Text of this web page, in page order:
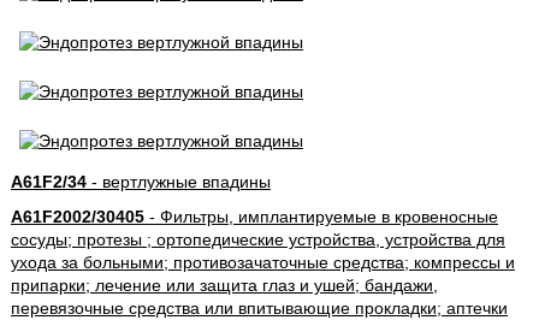
A61F2/34- вертлужные впадины
A61F2002/30405- Фильтры, имплантируемые в кровеносные
сосуды; протезы ; ортопедические устройства, устройства для
ухода за больными; противозачаточные средства; компрессы и
припарки; лечение или защита глаз и ушей; бандажи,
перевязочные средства или впитывающие прокладки; аптечки